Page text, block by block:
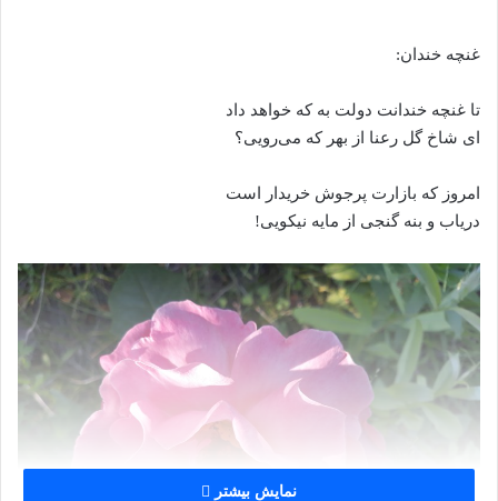
غنچه خندان:
تا غنچه خندانت دولت به که خواهد داد
ای شاخ گل رعنا از بهر که می‌رویی؟
امروز که بازارت پرجوش خریدار است
دریاب و بنه گنجی از مایه نیکویی!
نمایش بیشتر